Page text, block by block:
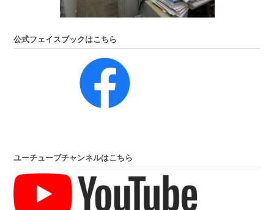
公式フェイスブックはこちら
ユーチューブチャンネルはこちら